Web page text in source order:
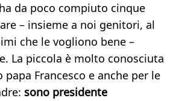
da poco compiuto cinque
– insieme a noi genitori, al
che le vogliono bene –
La piccola è molto conosciuta
Francesco e anche per le
sono presidente